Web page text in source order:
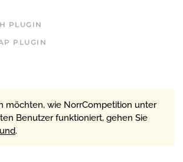
PLUGIN
PLUGIN
möchten, wie NorrCompetition unter
Benutzer funktioniert, gehen Sie
.